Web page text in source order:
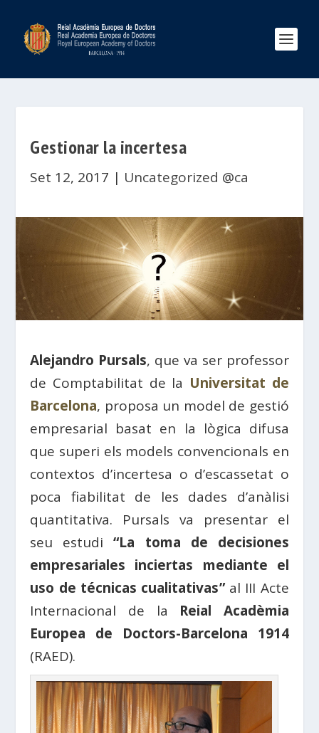
Gestionar la incertesa
Set 12, 2017 | Uncategorized @ca
Alejandro Pursals, que va ser professor
de Comptabilitat de la Universitat de
Barcelona, ​​proposa un model de gestió
empresarial basat en la lògica difusa
que superi els models convencionals en
contextos d’incertesa o d’escassetat o
poca fiabilitat de les dades d’anàlisi
quantitativa. Pursals va presentar el
seu estudi“La toma de decisiones
empresariales inciertas mediante el
uso de técnicas cualitativas”al III Acte
Internacional de la Reial Acadèmia
Europea de Doctors-Barcelona 1914
(RAED).